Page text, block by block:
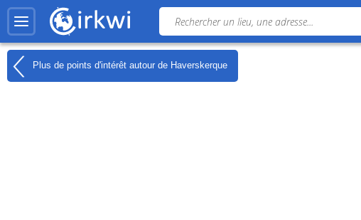
Plus de points d'intérêt autour de Haverskerque